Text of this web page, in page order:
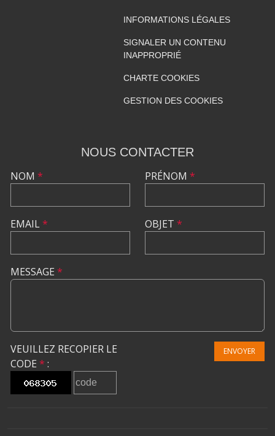
INFORMATIONS LÉGALES
SIGNALER UN CONTENU
INAPPROPRIÉ
CHARTE COOKIES
GESTION DES COOKIES
NOUS CONTACTER
NOM *
EMAIL*
PRÉNOM *
OBJET *
MESSAGE *
VEUILLEZ RECOPIER LE
CODE * :
ENVOYER